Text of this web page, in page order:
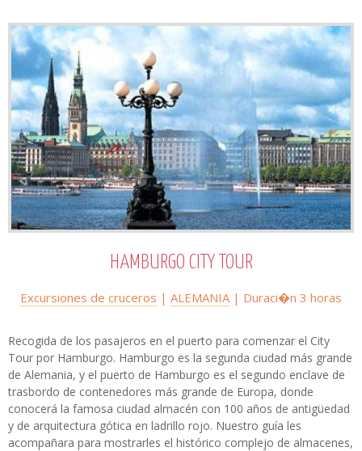
HAMBURGO CITY TOUR
Excursiones de cruceros | ALEMANIA| Duraci�n 3 horas
Recogida de los pasajeros en el puerto para comenzar el City
Tour por Hamburgo. Hamburgo es la segunda ciudad más grande
de Alemania, y el puerto de Hamburgo es el segundo enclave de
trasbordo de contenedores más grande de Europa, donde
conocerá la famosa ciudad almacén con 100 años de antigüedad
y de arquitectura gótica en ladrillo rojo. Nuestro guía les
acompañara para mostrarles el histórico complejo de almacenes,